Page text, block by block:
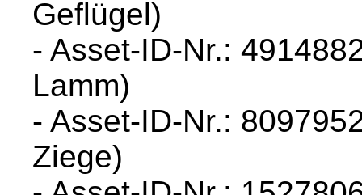
Geflügel)
- Asset-ID-Nr.:
Lamm)
- Asset-ID-Nr.:
Ziege)